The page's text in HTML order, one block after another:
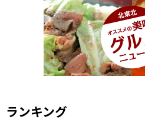
ランキング